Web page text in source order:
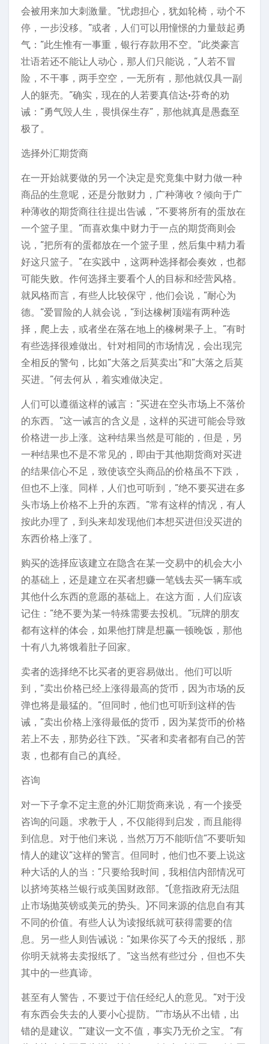
会被用来加大刺激量。”忧虑担心，犹如轮椅，动个不
停，一步没移。”或者，人们可以用憧憬的力量鼓起勇
气：”此生惟有一事重，银行存款用不空。”此类豪言
壮语若还不能让人动心，那人们只能说，”人若不冒
险，不干事，两手空空，一无所有，那他就仅具一副
人的躯壳。”确实，现在的人若要真信达·芬奇的劝
诫：”勇气毁人生，畏惧保生存”，那他就真是愚蠢至
极了。
选择外汇期货商
在一开始就要做的另一个决定是究竟集中财力做一种
商品的生意呢，还是分散财力，广种薄收？倾向于广
种薄收的期货商往往提出告诫，”不要将所有的蛋放在
一个篮子里。”而喜欢集中财力于一点的期货商则会
说，”把所有的蛋都放在一个篮子里，然后集中精力看
好这只篮子。”在实践中，这两种选择都会奏效，也都
可能失败。作何选择主要看个人的目标和经营风格。
就风格而言，有些人比较保守，他们会说，”耐心为
德。”爱冒险的人就会说，”到达橡树顶端有两种选
择，爬上去，或者坐在落在地上的橡树果子上。”有时
有些选择很难做出。针对相同的市场情况，会出现完
全相反的警句，比如”大落之后莫卖出”和”大落之后莫
买进。”何去何从，着实难做决定。
人们可以遵循这样的诫言：”买进在空头市场上不落价
的东西。”这一诫言的含义是，这样的买进可能会导致
价格进一步上涨。这种结果当然是可能的，但是，另
一种结果也不是不常见的，即由于其他期货商对买进
的结果信心不足，致使该空头商品的价格虽不下跌，
但也不上涨。同样，人们也可听到，”绝不要买进在多
头市场上价格不上升的东西。”常有这样的情况，有人
按此办理了，到头来却发现他们本想买进但没买进的
东西价格上涨了。
购买的选择应该建立在隐含在某一交易中的机会大小
的基础上，还是建立在买者想赚一笔钱去买一辆车或
其他什么东西的意愿的基础上。在这方面，人们应该
记住：”绝不要为某一特殊需要去投机。”玩牌的朋友
都有这样的体会，如果他打牌是想赢一顿晚饭，那他
十有八九将饿着肚子回家。
卖者的选择绝不比买者的更容易做出。他们可以听
到，”卖出价格已经上涨得最高的货币，因为市场的反
弹也将是最猛的。”但同时，他们也可听到这样的告
诫，”卖出价格上涨得最低的货币，因为某货币的价格
若上不去，那势必往下跌。”买者和卖者都有自己的苦
衷，也都有自己的真经。
咨询
对一下子拿不定主意的外汇期货商来说，有一个接受
咨询的问题。求教于人，不仅能得到启发，而且能得
到信息。对于他们来说，当然万万不能听信”不要听知
情人的建议”这样的警言。但同时，他们也不要上说这
种大话的人的当：”只要给我时间，我相信内部情况可
以挤垮英格兰银行或美国财政部。”(意指政府无法阻
止市场抛英镑或美元的势头。)不同来源的信息自有其
不同的价值。有些人认为读报纸就可获得需要的信
息。另一些人则告诫说：”如果你买了今天的报纸，那
你明天就将去卖报纸了。”这当然有些过分，但也不失
其中的一些真谛。
甚至有人警告，不要过于信任经纪人的意见。”对于没
有东西会失去的人要小心提防。””市场从不出错，出
错的是建议。””建议一文不值，事实乃无价之宝。”有